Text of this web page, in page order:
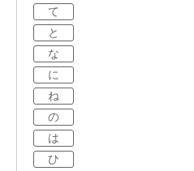
て
と
な
に
ね
の
は
ひ